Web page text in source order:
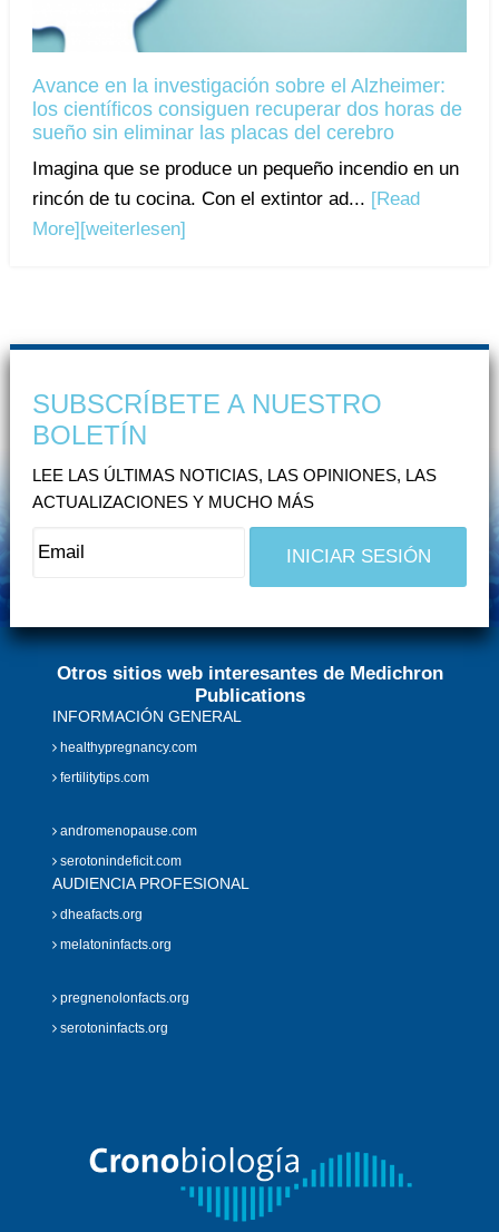
Avance en la investigación sobre el Alzheimer:
los científicos consiguen recuperar dos horas de
sueño sin eliminar las placas del cerebro
Imagina que se produce un pequeño incendio en un
rincón de tu cocina. Con el extintor ad... [Read
More] [weiterlesen]
SUBSCRÍBETE A NUESTRO
BOLETÍN
LEE LAS ÚLTIMAS NOTICIAS, LAS OPINIONES, LAS
ACTUALIZACIONES Y MUCHO MÁS
Otros sitios web interesantes de Medichron
Publications
INFORMACIÓN GENERAL
healthypregnancy.com
fertilitytips.com
andromenopause.com
serotonindeficit.com
AUDIENCIA PROFESIONAL
dheafacts.org
melatoninfacts.org
pregnenolonfacts.org
serotoninfacts.org